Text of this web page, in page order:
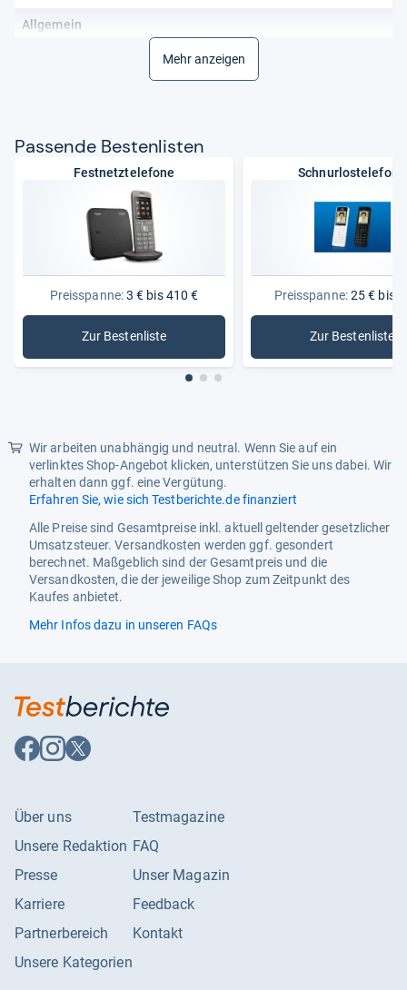
Allgemein
Nur aktuelle Produkte
Anzahl Mobilteile
Funktionalitäten
Telefonfunktionen
Anrufbeantworter,
Mehr anzeigen
Pas­sende Bes­ten­lis­ten
Festnetztelefone
Preisspanne:3 € bis 410 €
Zur Bestenliste: Festnetztelefone
Schnurlostelefone
Preisspanne:25 € bis
Zur Bestenliste
:
Wir arbeiten unabhängig und neutral. Wenn Sie auf ein
verlinktes Shop-Angebot klicken, unterstützen Sie uns dabei. Wir
erhalten dann ggf. eine Vergütung.
Erfahren Sie, wie sich Testberichte.de finanziert
Alle Preise sind Gesamtpreise inkl. aktuell geltender gesetzlicher
Umsatzsteuer. Versandkosten werden ggf. gesondert
berechnet. Maßgeblich sind der Gesamtpreis und die
Versandkosten, die der jeweilige Shop zum Zeitpunkt des
Kaufes anbietet.
Mehr Infos dazu in unseren FAQs
Auf
Facebook
Auf
Instagram
Auf
X
Über uns
Unsere Redaktion
Presse
Karriere
Partnerbereich
Unsere Kategorien
Testmagazine
FAQ
Unser Magazin
Feedback
Kontakt